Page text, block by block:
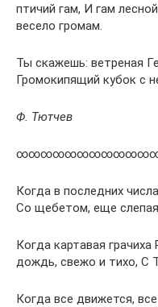
птичий гам, И гам
весело громам.
Ты скажешь: ветреная
Громокипящий кубок с
Ф. Тютчев
Когда в последних
Со щебетом, еще
Когда картавая
дождь, свежо и тихо, С
Когда все движется,